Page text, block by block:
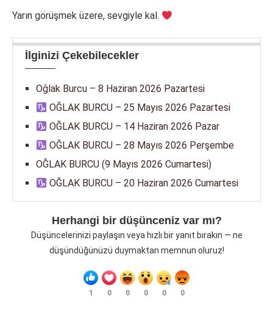
Yarın görüşmek üzere, sevgiyle kal.
İlginizi Çekebilecekler
Oğlak Burcu – 8 Haziran 2026 Pazartesi
OĞLAK BURCU – 25 Mayıs 2026 Pazartesi
OĞLAK BURCU – 14 Haziran 2026 Pazar
OĞLAK BURCU – 28 Mayıs 2026 Perşembe
OĞLAK BURCU (9 Mayıs 2026 Cumartesi)
OĞLAK BURCU – 20 Haziran 2026 Cumartesi
Herhangi bir düşünceniz var mı?
Düşüncelerinizi paylaşın veya hızlı bir yanıt bırakın — ne
düşündüğünüzü duymaktan memnun oluruz!
1 0 0 0 0 0